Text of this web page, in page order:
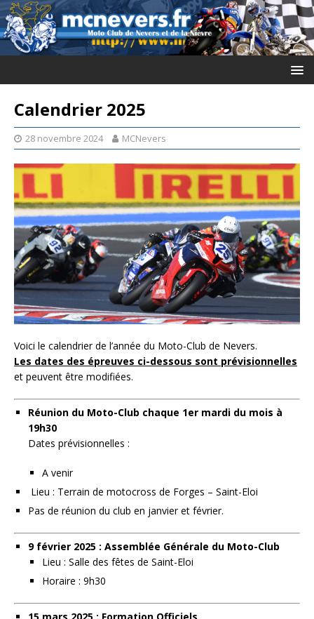
Calendrier 2025
28 novembre 2024 MCNevers
Voici le calendrier de l’année du Moto-Club de Nevers.
Les dates des épreuves ci-dessous sont prévisionnelles
et peuvent être modifiées.
Réunion du Moto-Club chaque 1er mardi du mois à
19h30
Dates prévisionnelles :
A venir
Lieu : Terrain de motocross de Forges – Saint-Eloi
Pas de réunion du club en janvier et février.
9 février 2025 : Assemblée Générale du Moto-Club
Lieu : Salle des fêtes de Saint-Eloi
Horaire : 9h30